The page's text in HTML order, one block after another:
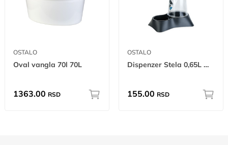
OSTALO
Oval vangla 70l 70L
1363.00 RSD
OSTALO
Dispenzer Stela 0,65L W
155.00 RSD